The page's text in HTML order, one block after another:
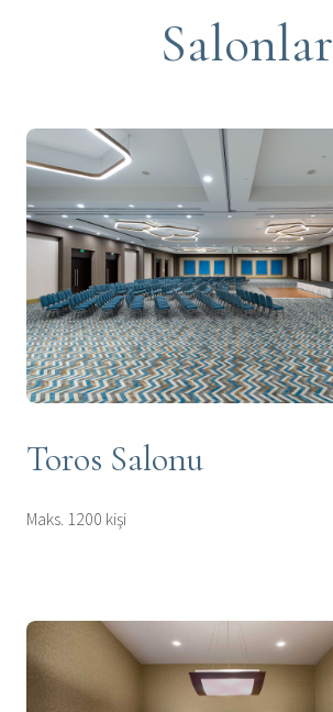
Salonlar
Toros Salonu
Maks. 1200 kişi